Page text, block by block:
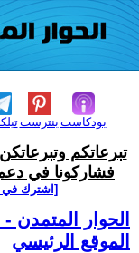
بنترست بودكاست
تبرعاتكم
فشاركونا في دعم
[اشترك في
الحوار المتمدن -
الموقع الرئيسي